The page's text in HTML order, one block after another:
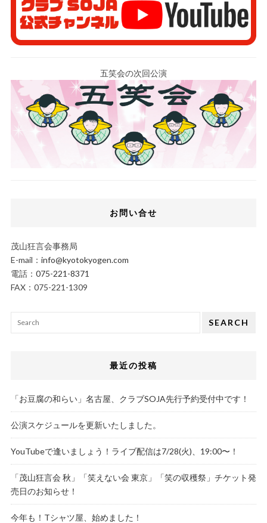
五笑会の次回公演
お問い合せ
茂山狂言会事務局
E-mail： info@kyotokyogen.com
電話： 075-221-8371
FAX：075-221-1309
SEARCH
最近の投稿
「お豆腐の和らい」名古屋、クラブSOJA先行予約受付中です！
公演スケジュールを更新いたしました。
YouTubeで逢いましょう！ライブ配信は7/28(火)、19:00〜！
「茂山狂言会 秋」「笑えない会 東京」「笑の収穫祭」チケット発
売日のお知らせ！
今年も！Tシャツ屋、始めました！